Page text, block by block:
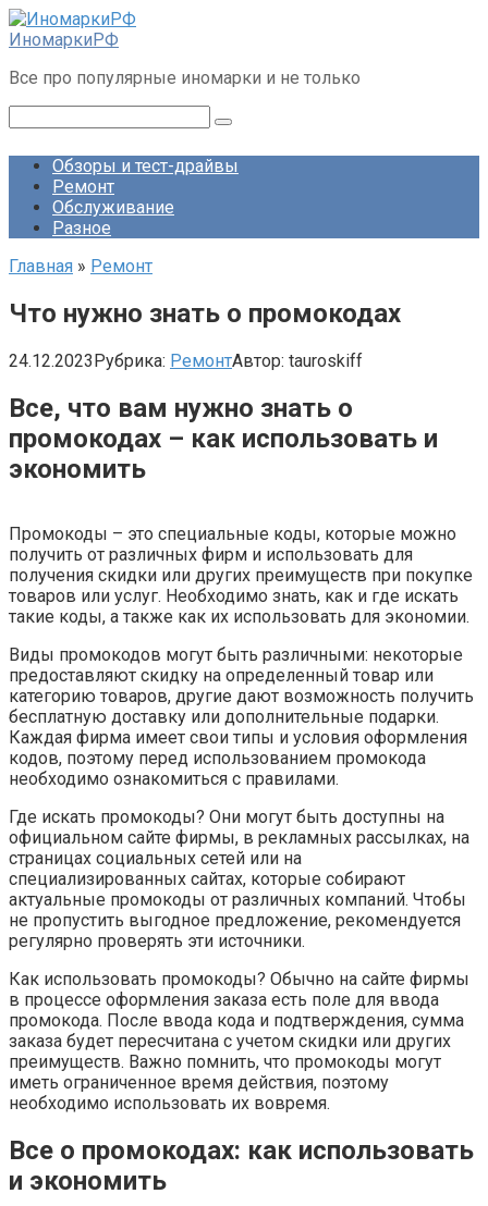
Перейти
к
ИномаркиРФ
Все про популярные иномарки и не только
Обзоры и тест-драйвы
Ремонт
Обслуживание
Разное
Главная » Ремонт
Что нужно знать о промокодах
24.12.2023Рубрика: РемонтАвтор: tauroskiff
Все, что вам нужно знать о
промокодах – как использовать и
экономить
Промокоды – это специальные коды, которые можно
получить от различных фирм и использовать для
получения скидки или других преимуществ при покупке
товаров или услуг. Необходимо знать, как и где искать
такие коды, а также как их использовать для экономии.
Виды промокодов могут быть различными: некоторые
предоставляют скидку на определенный товар или
категорию товаров, другие дают возможность получить
бесплатную доставку или дополнительные подарки.
Каждая фирма имеет свои типы и условия оформления
кодов, поэтому перед использованием промокода
необходимо ознакомиться с правилами.
Где искать промокоды? Они могут быть доступны на
официальном сайте фирмы, в рекламных рассылках, на
страницах социальных сетей или на
специализированных сайтах, которые собирают
актуальные промокоды от различных компаний. Чтобы
не пропустить выгодное предложение, рекомендуется
регулярно проверять эти источники.
Как использовать промокоды? Обычно на сайте фирмы
в процессе оформления заказа есть поле для ввода
промокода. После ввода кода и подтверждения, сумма
заказа будет пересчитана с учетом скидки или других
преимуществ. Важно помнить, что промокоды могут
иметь ограниченное время действия, поэтому
необходимо использовать их вовремя.
Все о промокодах: как использовать
и экономить